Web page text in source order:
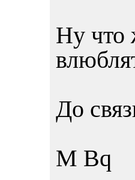
Ну что
До
M Bq